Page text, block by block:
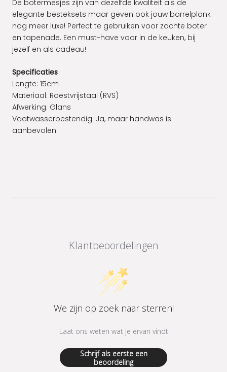
De botermesjes zijn van dezelfde kwaliteit als de
elegante besteksets maar geven ook jouw borrelplank
nog meer luxe! Perfect te gebruiken voor zachte boter
en tapenade. Een must-have voor in de keuken, bij
jezelf en als cadeau!
Specificaties
Lengte: 15cm
Materiaal: Roestvrijstaal (RVS)
Afwerking: Glans
Vaatwasserbestendig: Ja, maar handwas is
aanbevolen
Klantbeoordelingen
We zijn op zoek naar sterren!
Laat ons weten wat je ervan vindt
Schrijf als eerste een
beoordeling